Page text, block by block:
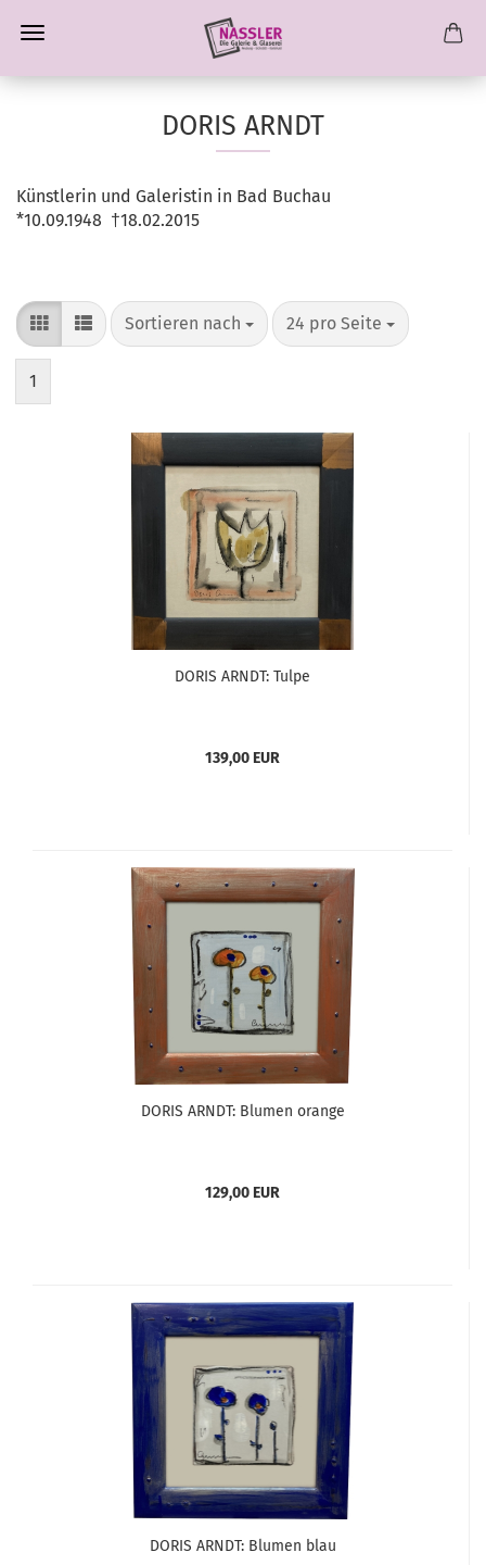
DORIS ARNDT
Künstlerin und Galeristin in Bad Buchau
*10.09.1948 †18.02.2015
Sortieren nach
Sortieren nach 24 pro Seite
pro Seite
1
DORIS ARNDT: Tulpe
139,00 EUR
DORIS ARNDT: Blumen orange
129,00 EUR
DORIS ARNDT: Blumen blau